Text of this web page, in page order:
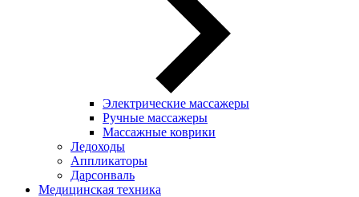
Электрические массажеры
Ручные массажеры
Массажные коврики
Ледоходы
Аппликаторы
Дарсонваль
Медицинская техника